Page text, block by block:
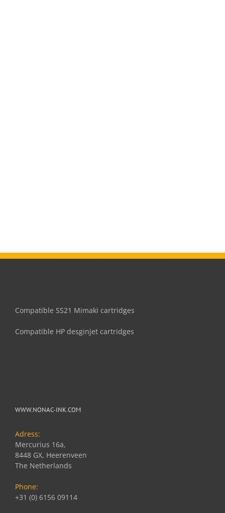
Compatible SS21 Mimaki cartridges
Compatible HP desginjet cartridges
WWW.NONAC-INK.COM
Adress:
Mercurius 16a,
8448 GX, Heerenveen
The Netherlands
Phone:
+31 (0) 6156 09114